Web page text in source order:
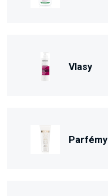
Vlasy
Parfémy